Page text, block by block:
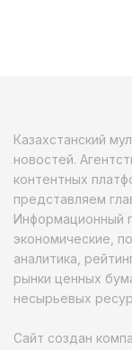
Казахстанский
новостей.
контентных
представляем
Информационный
экономические,
аналитика,
рынки ценных
несырьевых
Сайт создан